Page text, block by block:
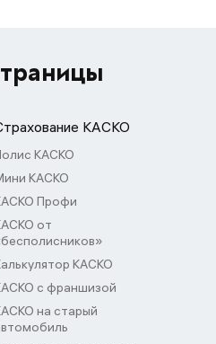
КАСКО
КАСКО
КАСКО
Профи
от
КАСКО
с франшизой
на старый